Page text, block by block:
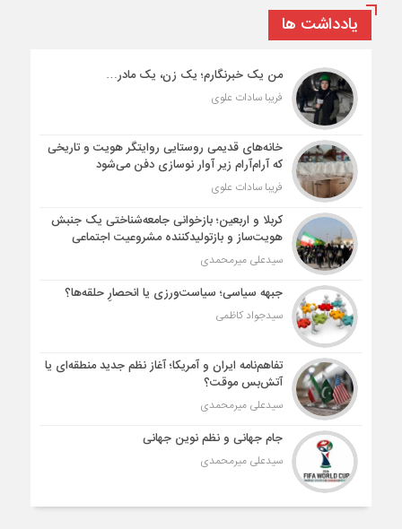
یادداشت ها
من یک خبرنگارم؛ یک زن، یک مادر…
فریبا سادات علوی
خانه‌های قدیمی روستایی روایتگر هویت و تاریخی
که آرام‌آرام زیر آوار نوسازی دفن می‌شود
فریبا سادات علوی
کربلا و اربعین؛ بازخوانی جامعه‌شناختی یک جنبش
هویت‌ساز و بازتولیدکننده مشروعیت اجتماعی
سیدعلی میرمحمدی
جبهه سیاسی؛ سیاست‌ورزی یا انحصارِ حلقه‌ها؟
سیدجواد کاظمی
تفاهم‌نامه ایران و آمریکا؛ آغاز نظم جدید منطقه‌ای یا
آتش‌بس موقت؟
سیدعلی میرمحمدی
جام جهانی و نظم نوین جهانی
سیدعلی میرمحمدی